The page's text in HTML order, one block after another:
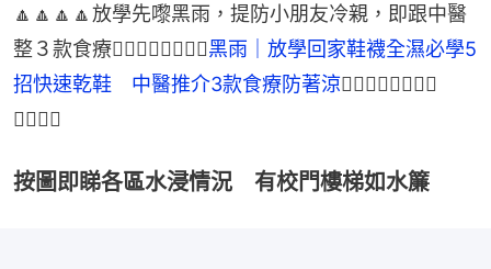
🔼🔼🔼🔼放學先嚟黑雨，提防小朋友冷親，即跟中醫
整３款食療👉🏻👉🏻👉🏻👉🏻黑雨｜放學回家鞋襪全濕必學5
招快速乾鞋　中醫推介3款食療防著涼👈🏻👈🏻👈🏻👈🏻
🔼🔼🔼🔼
按圖即睇各區水浸情況 有校門樓梯如水簾